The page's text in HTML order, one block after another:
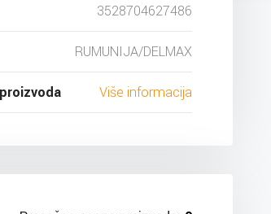
3528704627486
RUMUNIJA/DELMAX
Više informacija